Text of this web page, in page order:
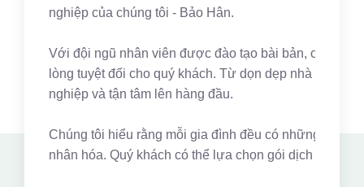
nghiệp của chúng tôi - Bảo Hân.
Với đội ngũ nhân viên được đào tạo bài bản, có kinh
lòng tuyệt đối cho quý khách. Từ dọn dẹp nhà cửa,
nghiệp và tận tâm lên hàng đầu.
Chúng tôi hiểu rằng mỗi gia đình đều có những nhu
nhân hóa. Quý khách có thể lựa chọn gói dịch vụ